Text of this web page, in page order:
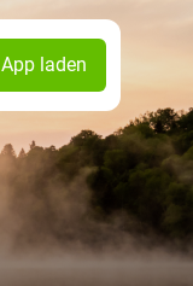
App laden